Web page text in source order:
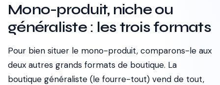
Mono-produit, niche ou
généraliste : les trois formats
Pour bien situer le mono-produit, comparons-le aux
deux autres grands formats de boutique. La
boutique généraliste (le fourre-tout) vend de tout,